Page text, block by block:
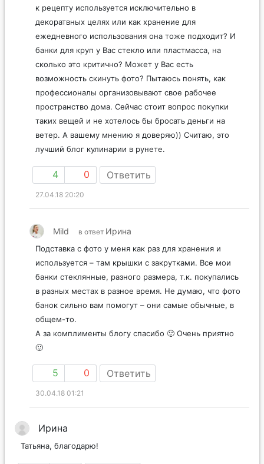
к рецепту используется исключительно в
декоратвных целях или как хранение для
ежедневного использования она тоже подходит? И
банки для круп у Вас стекло или пластмасса, на
сколько это критично? Может у Вас есть
возможность скинуть фото? Пытаюсь понять, как
профессионалы организовывают свое рабочее
пространство дома. Сейчас стоит вопрос покупки
таких вещей и не хотелось бы бросать деньги на
ветер. А вашему мнению я доверяю)) Считаю, это
лучший блог кулинарии в рунете.
4 0 Ответить
27.04.18 20:20
Mild в ответ Ирина
Подставка с фото у меня как раз для хранения и
используется – там крышки с закрутками. Все мои
банки стеклянные, разного размера, т.к. покупались
в разных местах в разное время. Не думаю, что фото
банок сильно вам помогут – они самые обычные, в
общем-то.
А за комплименты блогу спасибо 🙂 Очень приятно
🙂
5 0 Ответить
30.04.18 01:21
Ирина
Татьяна, благодарю!